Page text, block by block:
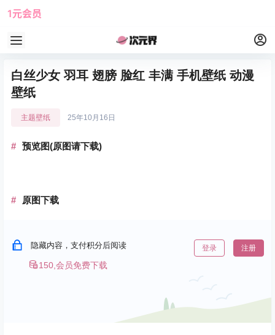
1元会员
白丝少女 羽耳 翅膀 脸红 丰满 手机壁纸 动漫
壁纸
主题壁纸 25年10月16日
预览图(原图请下载)
原图下载
隐藏内容，支付积分后阅读
150,会员免费下载
登录 注册